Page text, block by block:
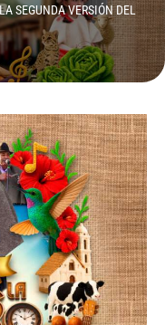
SEGUNDA VERSIÓN DEL